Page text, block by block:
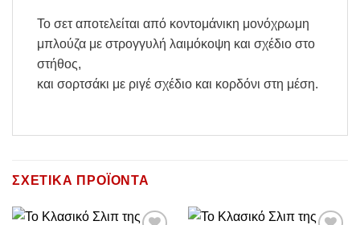
Το σετ αποτελείται από κοντομάνικη μονόχρωμη
μπλούζα με στρογγυλή λαιμόκοψη και σχέδιο στο
στήθος,
και σορτσάκι με ριγέ σχέδιο και κορδόνι στη μέση.
ΣΧΕΤΙΚΆ ΠΡΟΪΌΝΤΑ